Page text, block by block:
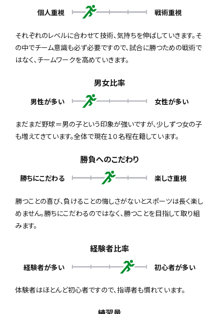
個人重視 戦術重視
それぞれのレベルに合わせて技術、気持ちを伸ばしていきます。そ
の中でチーム意識も必ず必要ですので、試合に勝つための戦術で
はなく、チームワークを高めていきます。
男女比率
男性が多い 女性が多い
まだまだ野球＝男の子という印象が強いですが、少しずつ女の子
も増えてきています。全体で現在１０名程在籍しています。
勝負へのこだわり
勝ちにこだわる 楽しさ重視
勝つことの喜び、負けることの悔しさがないとスポーツは長く楽し
めません。勝ちにこだわるのではなく、勝つことを目指して取り組
みます。
経験者比率
経験者が多い 初心者が多い
体験者はほとんど初心者ですので、指導者も慣れています。